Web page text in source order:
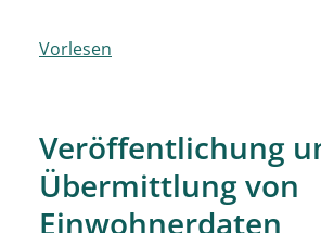
Vorlesen
Veröffentlichung
Übermittlung von
Einwohnerdaten